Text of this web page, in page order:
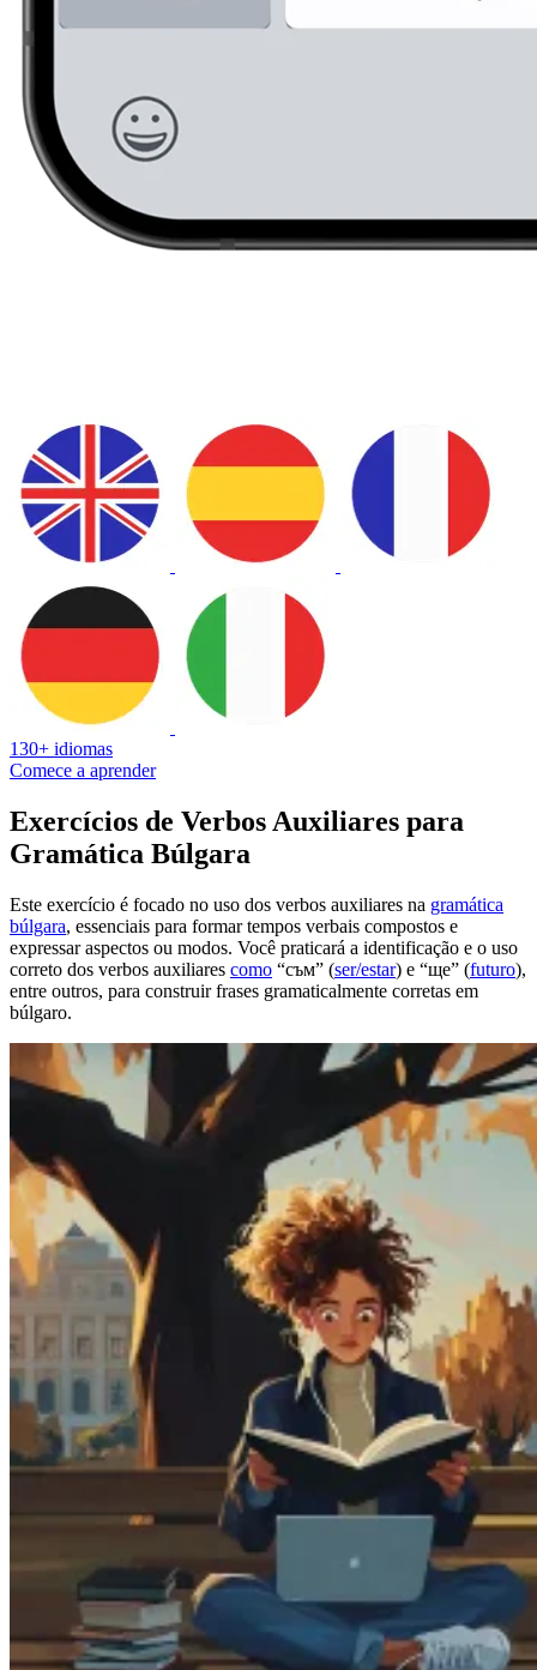
130+ idiomas
Comece a aprender
Exercícios de Verbos Auxiliares para
Gramática Búlgara
Este exercício é focado no uso dos verbos auxiliares na gramática
búlgara, essenciais para formar tempos verbais compostos e
expressar aspectos ou modos. Você praticará a identificação e o uso
correto dos verbos auxiliares como “съм” (ser/estar) e “ще” (futuro),
entre outros, para construir frases gramaticalmente corretas em
búlgaro.